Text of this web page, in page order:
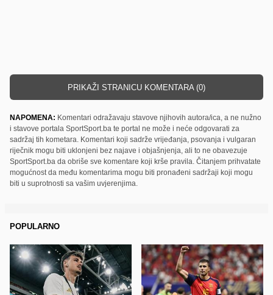
PRIKAŽI STRANICU KOMENTARA (0)
NAPOMENA: Komentari odražavaju stavove njihovih autora/ica, a ne nužno
i stavove portala SportSport.ba te portal ne može i neće odgovarati za
sadržaj tih kometara. Komentari koji sadrže vrijeđanja, psovanja i vulgaran
riječnik mogu biti uklonjeni bez najave i objašnjenja, ali to ne obavezuje
SportSport.ba da obriše sve komentare koji krše pravila. Čitanjem prihvatate
mogućnost da među komentarima mogu biti pronađeni sadržaji koji mogu
biti u suprotnosti sa vašim uvjerenjima.
POPULARNO